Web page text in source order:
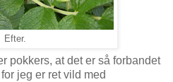
Efter.
pokkers, at det er så forbandet
jeg er ret vild med